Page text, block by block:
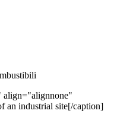
align="alignnone"
an industrial site[/caption]